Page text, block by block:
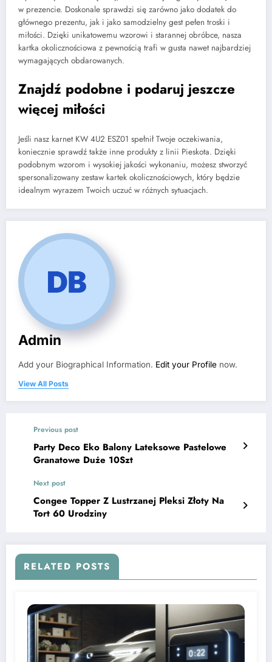
w prezencie. Doskonale sprawdzi się zarówno jako dodatek do
głównego prezentu, jak i jako samodzielny gest pełen troski i
miłości. Dzięki unikatowemu wzorowi i starannej obróbce, nasza
kartka okolicznościowa z pewnością trafi w gusta nawet najbardziej
wymagających obdarowanych.
Znajdź podobne i podaruj jeszcze
więcej miłości
Jeśli nasz karnet KW 4U2 ESZ01 spełnił Twoje oczekiwania,
koniecznie sprawdź także inne produkty z linii Pieskota. Dzięki
podobnym wzorom i wysokiej jakości wykonaniu, możesz stworzyć
spersonalizowany zestaw kartek okolicznościowych, który będzie
idealnym wyrazem Twoich uczuć w różnych sytuacjach.
Admin
Add your Biographical Information. Edit your Profile now.
View All Posts
Previous post
Party Deco Eko Balony Lateksowe Pastelowe
Granatowe Duże 10Szt
Next post
Congee Topper Z Lustrzanej Pleksi Złoty Na
Tort 60 Urodziny
RELATED POSTS